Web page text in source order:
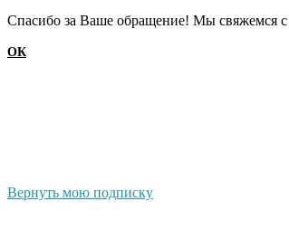
Cпасибо за Ваше обращение! Мы свяжемся
ОК
Вернуть мою подписку